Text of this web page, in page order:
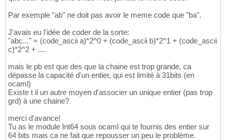
Par exemple "ab" ne doit pas avoir le meme code que "ba".
J'avais eu l'idée de coder de la sorte:
"abc..." = (code_ascii a)*2^0 + (code_ascii b)*2^1 + (code_ascii
c)*2^2 + ....
mais le pb est que des que la chaine est trop grande, ca
dépasse la capacité d'un entier, qui est limité à 31bits (en
ocaml)
Existe t il un autre moyen d'associer un unique entier (pas trop
grd) à une chaine?
merci d'avance!
Tu as le module Int64 sous ocaml qui te fournis des entier sur
64 bits mais ca ne fait que repousser un peu le problème.